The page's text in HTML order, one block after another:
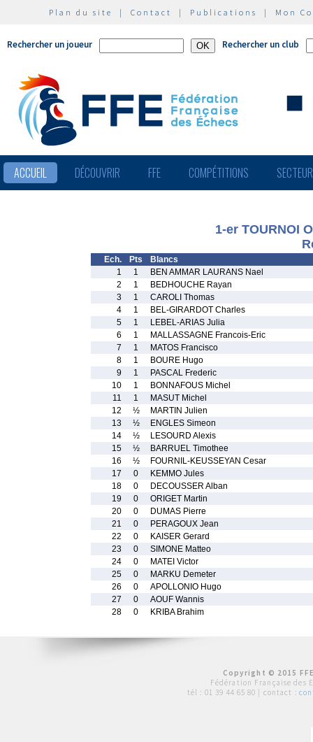
Plan du site | Contact | Publications | Mon
Rechercher un joueur Rechercher un club
ACCUEIL DÉCOUVRIR FFE COMPÉTITIONS
1-er TOURNOI
Ech. Pts
Blancs
1
1
BEN AMMAR LAURANS Nael
2
1
BEDHOUCHE Rayan
3
1
CAROLI Thomas
4
1
BEL-GIRARDOT Charles
5
1
LEBEL-ARIAS Julia
6
1
MALLASSAGNE Francois-Eric
7
1
MATOS Francisco
8
1
BOURE Hugo
9
1
PASCAL Frederic
10
1
BONNAFOUS Michel
11
1
MASUT Michel
12
½
MARTIN Julien
13
½
ENGLES Simeon
14
½
LESOURD Alexis
15
½
BARRUEL Timothee
16
½
FOURNIL-KEUSSEYAN Cesar
17
0
KEMMO Jules
18
0
DECOUSSER Alban
19
0
ORIGET Martin
20
0
DUMAS Pierre
21
0
PERAGOUX Jean
22
0
KAISER Gerard
23
0
SIMONE Matteo
24
0
MATEI Victor
25
0
MARKU Demeter
26
0
APOLLONIO Hugo
27
0
AOUF Wannis
28
0 KRIBA Brahim
Copyright © 2015
Fédération Française des
tél : 01 39 44 65 80 | contact :